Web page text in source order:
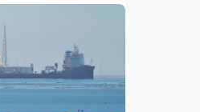
satelit AI
berhasil